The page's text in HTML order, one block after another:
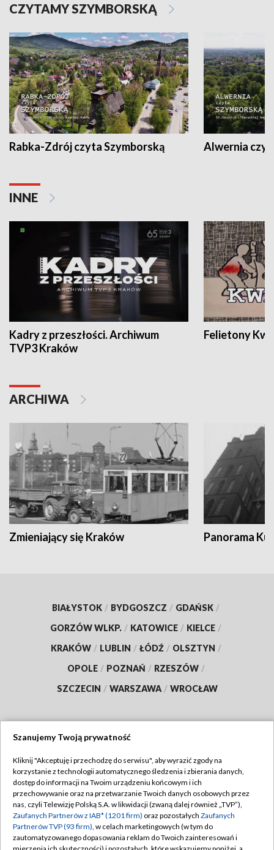
CZYTAMY SZYMBORSKĄ
Rabka-Zdrój czyta Szymborską Alwernia
INNE
Kadry z przeszłości. Archiwum
TVP3 Kraków
Felietony
ARCHIWA
Zmieniający się Kraków Panorama
BIAŁYSTOK / BYDGOSZCZ / GDAŃSK /
GORZÓW WLKP. / KATOWICE / KIELCE /
KRAKÓW / LUBLIN / ŁÓDŹ / OLSZTYN /
OPOLE / POZNAŃ / RZESZÓW /
SZCZECIN / WARSZAWA / WROCŁAW
TVP
Abonament TVP
Emisja w TVP
Centrum informacji TVP
Regulamin TVP
Polityka prywatności
Moje zgody
Szanujemy Twoją prywatność
Kliknij "Akceptuję i przechodzę do serwisu", aby wyrazić zgody na
korzystanie z technologii automatycznego śledzenia i zbierania danych,
dostęp do informacji na Twoim urządzeniu końcowym i ich
przechowywanie oraz na przetwarzanie Twoich danych osobowych przez
nas, czyli Telewizję Polską S.A. w likwidacji (zwaną dalej również „TVP”),
Zaufanych Partnerów z IAB* (1201 firm) oraz pozostałych Zaufanych
Partnerów TVP (93 firm), w celach marketingowych (w tym do
zautomatyzowanego dopasowania reklam do Twoich zainteresowań i